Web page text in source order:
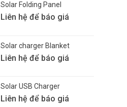
Solar Folding Panel
Liên hệ để báo giá
Solar charger Blanket
Liên hệ để báo giá
Solar USB Charger
Liên hệ để báo giá